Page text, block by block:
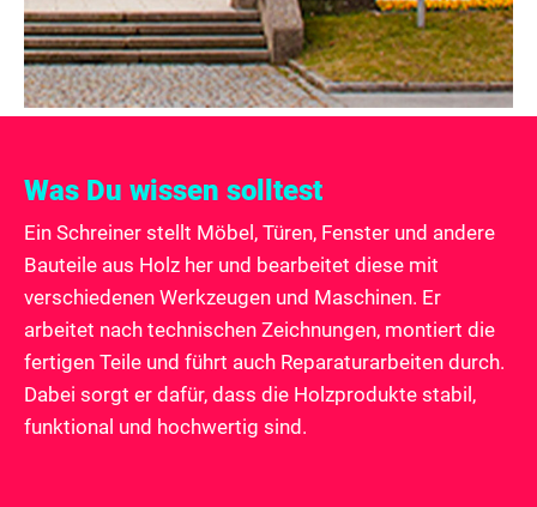
Was Du wissen solltest
Ein Schreiner stellt Möbel, Türen, Fenster und andere
Bauteile aus Holz her und bearbeitet diese mit
verschiedenen Werkzeugen und Maschinen. Er
arbeitet nach technischen Zeichnungen, montiert die
fertigen Teile und führt auch Reparaturarbeiten durch.
Dabei sorgt er dafür, dass die Holzprodukte stabil,
funktional und hochwertig sind.